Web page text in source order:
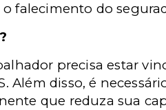
falecimento do
precisa estar
Além disso, é
que reduza sua